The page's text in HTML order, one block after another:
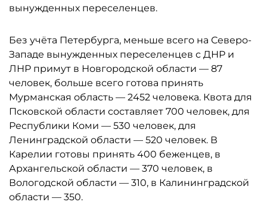
вынужденных переселенцев.
Без учёта Петербурга, меньше всего на Северо-
Западе вынужденных переселенцев с ДНР и
ЛНР примут в Новгородской области — 87
человек, больше всего готова принять
Мурманская область — 2452 человека. Квота для
Псковской области составляет 700 человек, для
Республики Коми — 530 человек, для
Ленинградской области — 520 человек. В
Карелии готовы принять 400 беженцев, в
Архангельской области — 370 человек, в
Вологодской области — 310, в Калининградской
области — 350.